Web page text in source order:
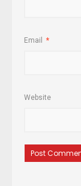
Email *
Website